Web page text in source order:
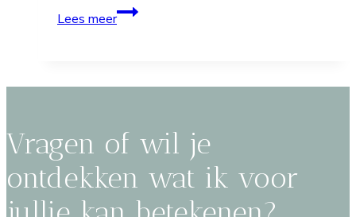
Lees meer
Linde
&
Geensmolen
Vragen of wil je
ontdekken wat ik voor